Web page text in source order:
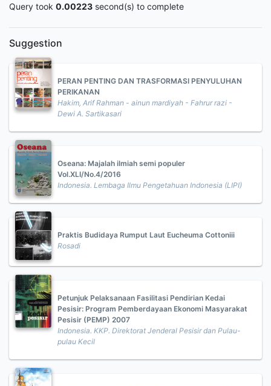
Query took 0.00223 second(s) to complete
Suggestion
PERAN PENTING DAN TRASFORMASI PENYULUHAN
PERIKANAN
Hakim, Arif Rahman - ainun mardiyah - Fahrur razi -
Dewi A. Sartikasari
Oseana: Majalah ilmiah semi populer
Vol.XLI/No.4/2016
Indonesia. Lembaga Ilmu Pengetahuan Indonesia (LIPI)
Praktis Budidaya Rumput Laut Eucheuma Cottoniii
Rosadi
Petunjuk Pelaksanaan Fasilitasi Pendirian Kedai
Pesisir: Program Pemberdayaan Ekonomi Masyarakat
Pesisir (PEMP) 2007
Indonesia. KKP. Direktorat Jenderal Pesisir dan Pulau-
pulau Kecil